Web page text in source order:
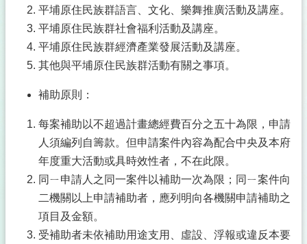
平埔原住民族群語言、文化、樂舞推廣活動及講座。
平埔原住民族群社會福利活動及講座。
平埔原住民族群經濟產業發展活動及講座。
其他與平埔原住民族群活動有關之事項。
補助原則：
每案補助以不超過計畫總經費百分之五十為限，申請
人須編列自籌款。但申請案件內容為配合中央及本府
年度重大活動或具時效性者，不在此限。
同ㄧ申請人之同一案件以補助一次為限；同ㄧ案件向
二機關以上申請補助者，應列明向各機關申請補助之
項目及金額。
受補助者未依補助用途支用、虛設、浮報或違反本要